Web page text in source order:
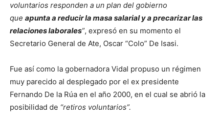
voluntarios responden a un plan del gobierno
que apunta a reducir la masa salarial y a precarizar las
relaciones laborales”, expresó en su momento el
Secretario General de Ate, Oscar “Colo” De Isasi.
Fue así como la gobernadora Vidal propuso un régimen
muy parecido al desplegado por el ex presidente
Fernando De la Rúa en el año 2000, en el cual se abrió la
posibilidad de “retiros voluntarios”.